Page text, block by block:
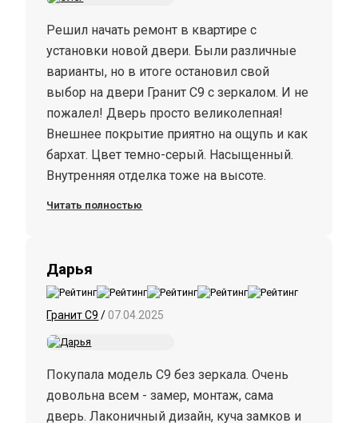
Решил начать ремонт в квартире с
установки новой двери. Были различные
варианты, но в итоге остановил свой
выбор на двери Гранит С9 с зеркалом. И не
пожалел! Дверь просто великолепная!
Внешнее покрытие приятно на ощупь и как
бархат. Цвет темно-серый. Насыщенный.
Внутренняя отделка тоже на высоте.
холодильнике! В хорошем смысле. Если
кто стоит перед выбором, не
сомневайтесь, берите! Отдельные слова
благодарности Хотел бы сказать ребятам,
быстро, по делу. Поставили меньше чем за
час. С предварительным удалением старой
Читать полностью
Дарья
Гранит С9 /07.04.2025
Покупала модель C9 без зеркала. Очень
довольна всем - замер, монтаж, сама
дверь. Лаконичный дизайн, куча замков и